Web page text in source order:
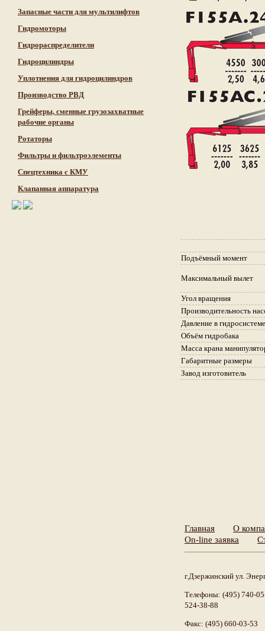
Запасные части для мультилифтов
Гидромоторы
Гидрораспределители
Гидроцилиндры
Уплотнения для гидроцилиндров
Производство РВД
Грейферы, сменные грузозахватные
рабочие органы
Ротаторы
Фильтры и фильтроэлементы
Cпецтехника с КМУ
Клапанная аппаратура
Подъёмный момент
Максимальный вылет
Угол вращения
Производительность
Давление в
Объём гидробака
Масса крана
Габаритные размеры
Завод изготовитель
Главная
О
On-line заявка
г.Дзержинский ул.
Телефоны: (495) 740-
524-38-88
Факс: (495) 660-03-53